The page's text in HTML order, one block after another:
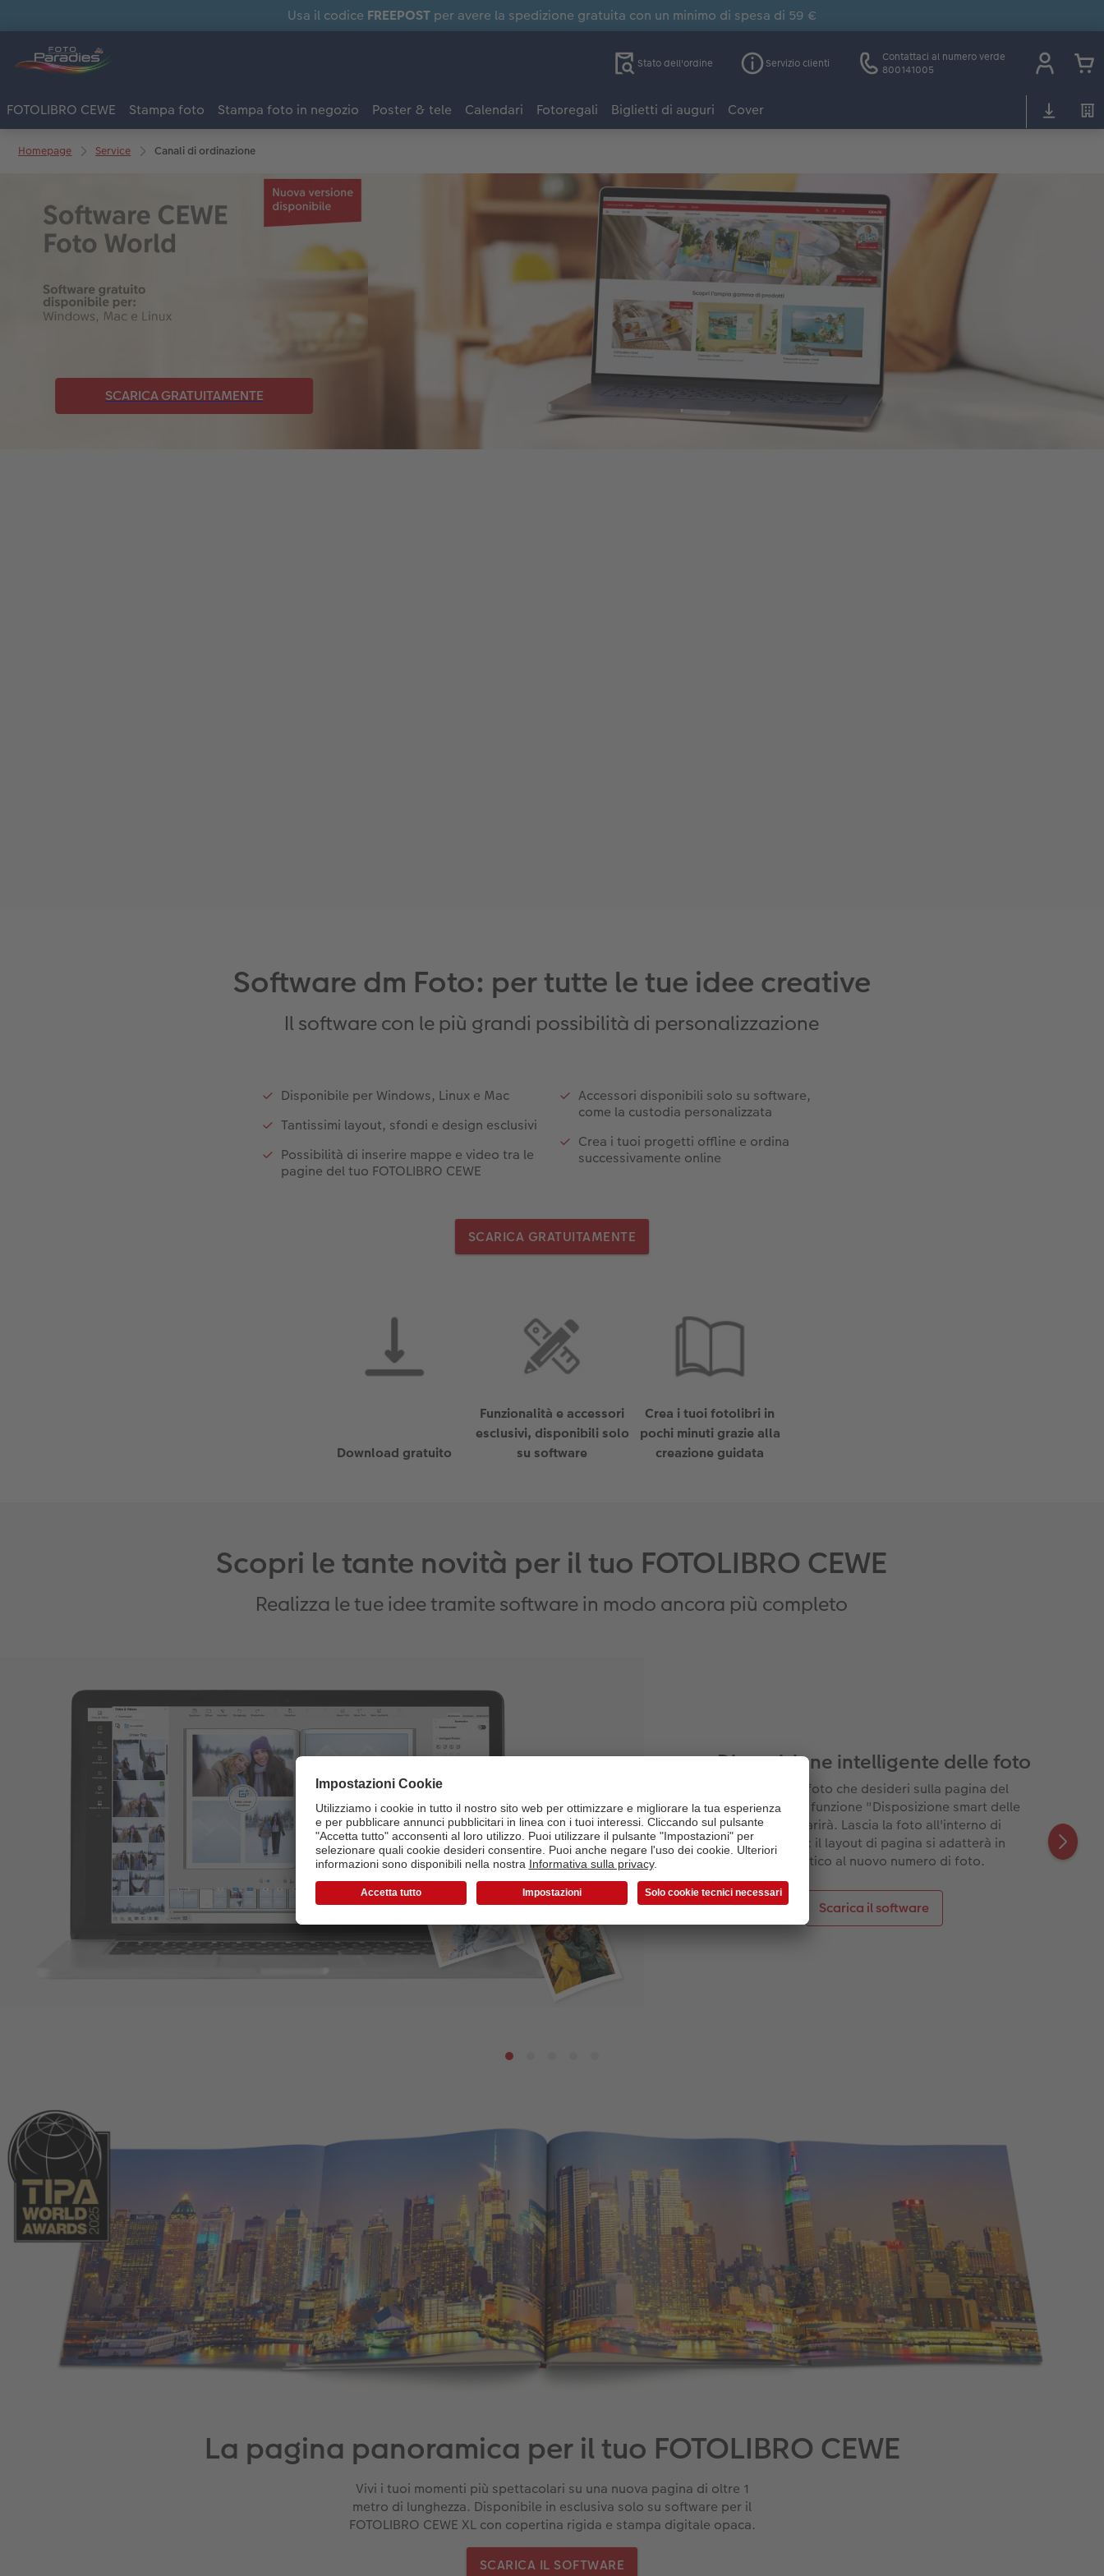
Usa il codice FREEPOST per avere la spedizione gratuita con un minimo di spesa di 59 €
Stato dell'ordine Servizio clienti
Contattaci al numero verde
800141005
FOTOLIBRO CEWE Stampa foto Stampa foto in negozio Poster & tele Calendari Fotoregali Biglietti di auguri Cover
Homepage Service Canali di ordinazione
Software dm Foto: per tutte le tue idee creative
Il software con le più grandi possibilità di personalizzazione
Disponibile per Windows, Linux e Mac
Tantissimi layout, sfondi e design esclusivi
Possibilità di inserire mappe e video tra le
pagine del tuo FOTOLIBRO CEWE
Accessori disponibili solo su software,
come la custodia personalizzata
Crea i tuoi progetti offline e ordina
successivamente online
SCARICA GRATUITAMENTE
Download gratuito
Funzionalità e accessori
esclusivi, disponibili solo
su software
Crea i tuoi fotolibri in
pochi minuti grazie alla
creazione guidata
Scopri le tante novità per il tuo FOTOLIBRO CEWE
Realizza le tue idee tramite software in modo ancora più completo
Disposizione intelligente delle foto
Trascina le foto che desideri sulla pagina del
fotolibro e la funzione "Disposizione smart delle
foto" apparirà. Lascia la foto all'interno di
quest'area: il layout di pagina si adatterà in
automatico al nuovo numero di foto.
Scarica il software
La pagina panoramica per il tuo FOTOLIBRO CEWE
Vivi i tuoi momenti più spettacolari su una nuova pagina di oltre 1
metro di lunghezza. Disponibile in esclusiva solo su software per il
FOTOLIBRO CEWE XL con copertina rigida e stampa digitale opaca.
SCARICA IL SOFTWARE